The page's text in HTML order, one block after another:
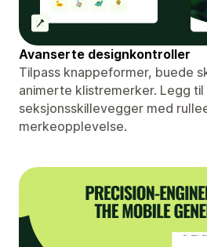
Avanserte designkontroller
Tilpass knappeformer, buede
animerte klistremerker. Legg
seksjonsskillevegger med
merkeopplevelse.